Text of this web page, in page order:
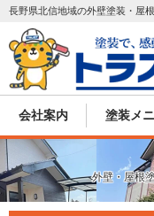
長野県北信地域の外壁塗装・屋
会社案内 塗装メ
外壁・屋根